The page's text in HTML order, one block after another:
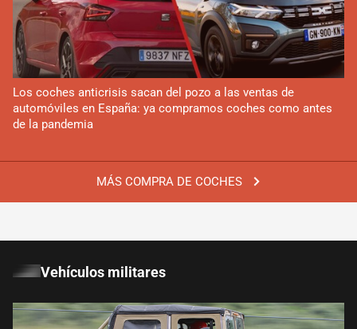
MÁS COMPRA DE COCHES
Los coches anticrisis sacan del pozo a las ventas de
automóviles en España: ya compramos coches como antes
de la pandemia
Vehículos militares